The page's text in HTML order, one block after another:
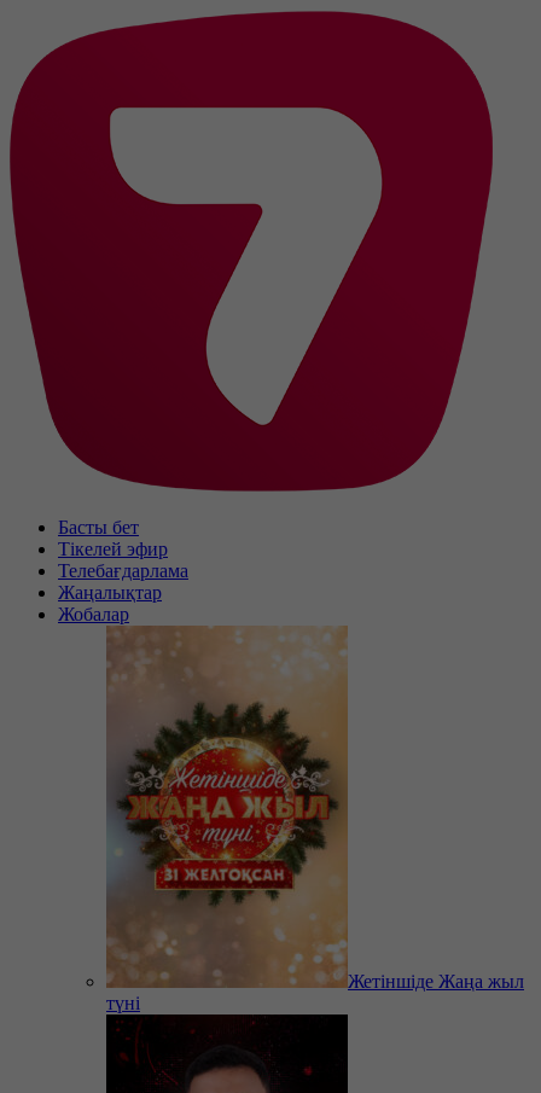
Басты бет
Тікелей эфир
Телебағдарлама
Жаңалықтар
Жобалар
Жетіншіде Жаңа жыл
түні